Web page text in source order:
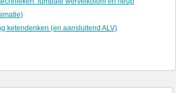
ketendenken (en aansluitend ALV)